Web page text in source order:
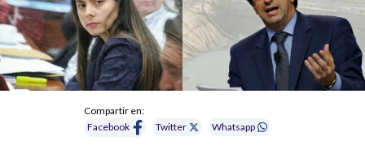
Compartir en:
Facebook
Twitter Whatsapp